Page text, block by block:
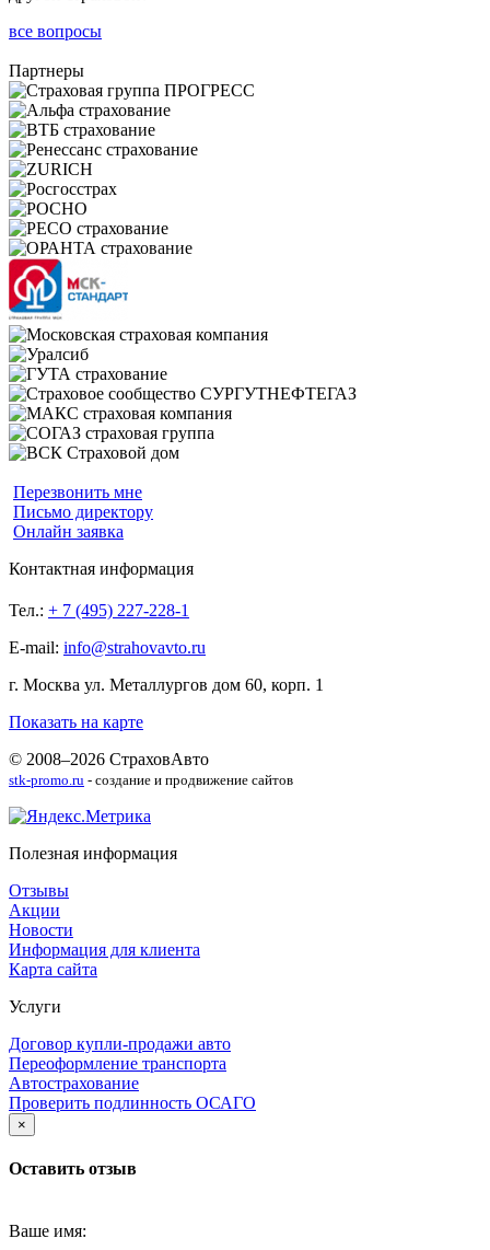
все вопросы
Партнеры
Перезвонить мне
Письмо директору
Онлайн заявка
Контактная информация
Тел.: + 7 (495) 227-228-1
E-mail: info@strahovavto.ru
г. Москва ул. Металлургов дом 60, корп. 1
Показать на карте
© 2008–2026 СтраховАвто
stk-promo.ru - создание и продвижение сайтов
Полезная информация
Отзывы
Акции
Новости
Информация для клиента
Карта сайта
Услуги
Договор купли-продажи авто
Переоформление транспорта
Автострахование
Проверить подлинность ОСАГО
×
Оставить отзыв
Ваше имя: